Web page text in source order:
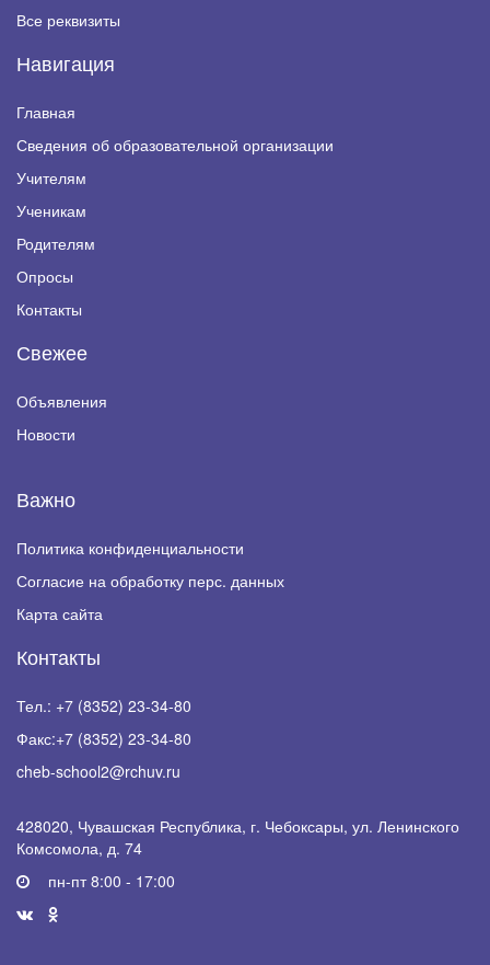
Все реквизиты
Навигация
Главная
Сведения об образовательной организации
Учителям
Ученикам
Родителям
Опросы
Контакты
Свежее
Объявления
Новости
Важно
Политика конфиденциальности
Согласие на обработку перс. данных
Карта сайта
Контакты
Тел.: +7 (8352) 23-34-80
Факс:+7 (8352) 23-34-80
cheb-school2@rchuv.ru
428020, Чувашская Республика, г. Чебоксары, ул. Ленинского
Комсомола, д. 74
пн-пт 8:00 - 17:00